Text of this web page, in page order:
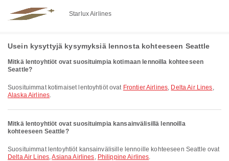
Starlux Airlines
Usein kysyttyjä kysymyksiä lennosta kohteeseen Seattle
Mitkä lentoyhtiöt ovat suosituimpia kotimaan lennoilla kohteeseen
Seattle?
Suosituimmat kotimaiset lentoyhtiöt ovat Frontier Airlines, Delta Air Lines,
Alaska Airlines.
Mitkä lentoyhtiöt ovat suosituimpia kansainvälisillä lennoilla
kohteeseen Seattle?
Suosituimmat lentoyhtiöt kansainvälisille lennoille kohteeseen Seattle ovat
Delta Air Lines,Asiana Airlines, Philippine Airlines.